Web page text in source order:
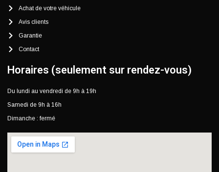
Achat de votre véhicule
Avis clients
Garantie
Contact
Horaires (seulement sur rendez-vous)
Du lundi au vendredi de 9h à 19h
Samedi de 9h à 16h
Dimanche : fermé